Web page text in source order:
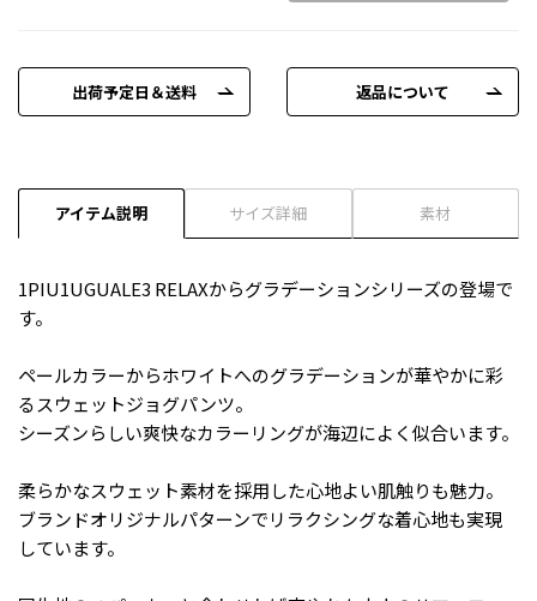
出荷予定日＆送料 返品について
アイテム説明 サイズ詳細 素材
1PIU1UGUALE3 RELAXからグラデーションシリーズの登場で
す。
ペールカラーからホワイトへのグラデーションが華やかに彩
るスウェットジョグパンツ。
シーズンらしい爽快なカラーリングが海辺によく似合います。
柔らかなスウェット素材を採用した心地よい肌触りも魅力。
ブランドオリジナルパターンでリラクシングな着心地も実現
しています。